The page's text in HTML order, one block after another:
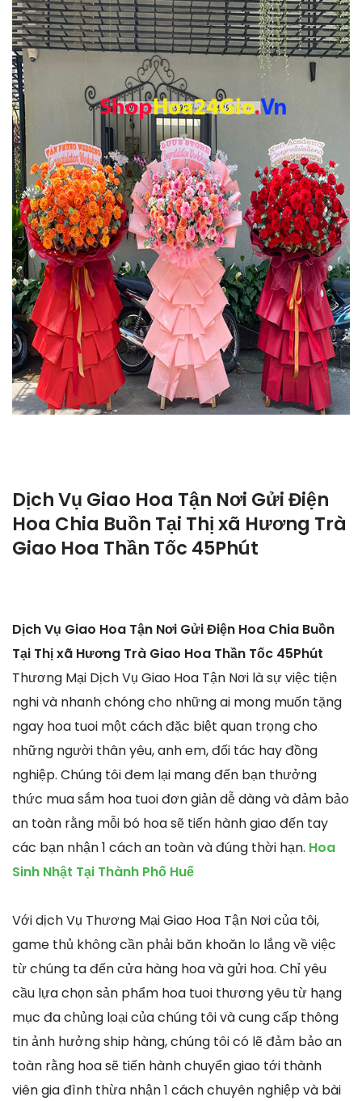
Dịch Vụ Giao Hoa Tận Nơi Gửi Điện
Hoa Chia Buồn Tại Thị xã Hương Trà
Giao Hoa Thần Tốc 45Phút
Dịch Vụ Giao Hoa Tận Nơi Gửi Điện Hoa Chia Buồn
Tại Thị xã Hương Trà Giao Hoa Thần Tốc 45Phút
Thương Mại Dịch Vụ Giao Hoa Tận Nơi là sự việc tiện
nghi và nhanh chóng cho những ai mong muốn tặng
ngay hoa tuoi một cách đặc biệt quan trọng cho
những người thân yêu, anh em, đối tác hay đồng
nghiệp. Chúng tôi đem lại mang đến bạn thưởng
thức mua sắm hoa tuoi đơn giản dễ dàng và đảm bảo
an toàn rằng mỗi bó hoa sẽ tiến hành giao đến tay
các bạn nhận 1 cách an toàn và đúng thời hạn. Hoa
Sinh Nhật Tại Thành Phố Huế
Với dịch Vụ Thương Mại Giao Hoa Tận Nơi của tôi,
game thủ không cần phải băn khoăn lo lắng về việc
từ chúng ta đến cửa hàng hoa và gửi hoa. Chỉ yêu
cầu lựa chọn sản phẩm hoa tuoi thương yêu từ hạng
mục đa chủng loại của chúng tôi và cung cấp thông
tin ảnh hưởng ship hàng, chúng tôi có lẽ đảm bảo an
toàn rằng hoa sẽ tiến hành chuyển giao tới thành
viên gia đình thừa nhận 1 cách chuyên nghiệp và bài